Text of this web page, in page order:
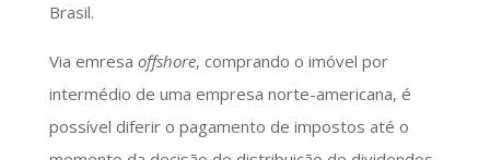
Brasil.
Via emresa offshore, comprando o imóvel por
intermédio de uma empresa norte-americana, é
possível diferir o pagamento de impostos até o